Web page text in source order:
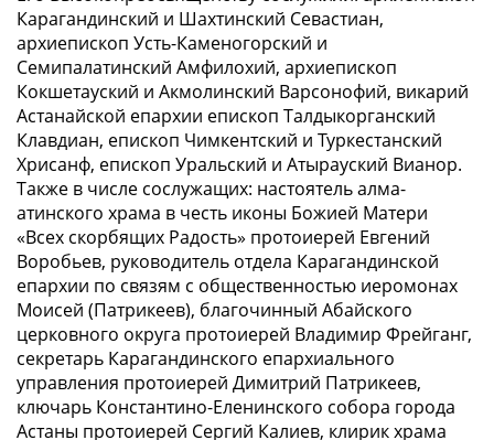
Карагандинский и Шахтинский Севастиан,
архиепископ Усть-Каменогорский и
Семипалатинский Амфилохий, архиепископ
Кокшетауский и Акмолинский Варсонофий, викарий
Астанайской епархии епископ Талдыкорганский
Клавдиан, епископ Чимкентский и Туркестанский
Хрисанф, епископ Уральский и Атырауский Вианор.
Также в числе сослужащих: настоятель алма-
атинского храма в честь иконы Божией Матери
«Всех скорбящих Радость» протоиерей Евгений
Воробьев, руководитель отдела Карагандинской
епархии по связям с общественностью иеромонах
Моисей (Патрикеев), благочинный Абайского
церковного округа протоиерей Владимир Фрейганг,
секретарь Карагандинского епархиального
управления протоиерей Димитрий Патрикеев,
ключарь Константино-Еленинского собора города
Астаны протоиерей Сергий Калиев, клирик храма